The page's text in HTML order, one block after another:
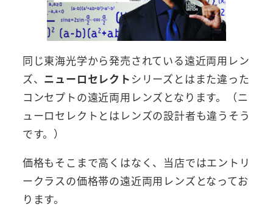
同じ東海光学から発売されている遠近両用レン
ズ、 ニューロセレクト シリーズとはまた違った
コンセプトの遠近両用レンズとなります。（ニ
ューロセレクトとはレンズの設計者も違うそう
です。）
価格もそこまで高くはなく、当店ではエントリ
ークラスの価格帯の遠近両用レンズとなってお
ります。